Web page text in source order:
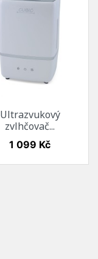
Ultrazvukový
zvlhčovač...
Cena
1 099 Kč